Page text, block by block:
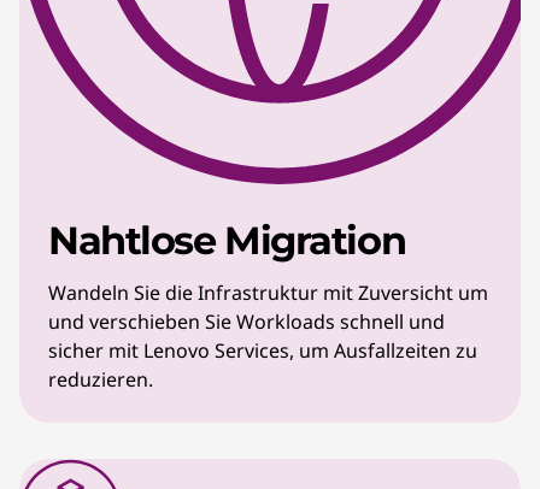
Nahtlose Migration
Wandeln Sie die Infrastruktur mit Zuversicht um
und verschieben Sie Workloads schnell und
sicher mit Lenovo Services, um Ausfallzeiten zu
reduzieren.